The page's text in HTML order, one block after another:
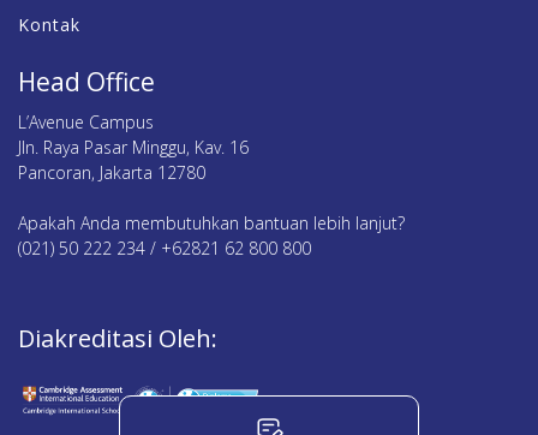
Kontak
Head Office
L’Avenue Campus
Jln. Raya Pasar Minggu, Kav. 16
Pancoran, Jakarta 12780
Apakah Anda membutuhkan bantuan lebih lanjut?
(021) 50 222 234 / +62821 62 800 800
Diakreditasi Oleh: